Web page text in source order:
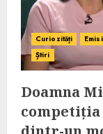
Curiozități
Știri
Doamna
competiția